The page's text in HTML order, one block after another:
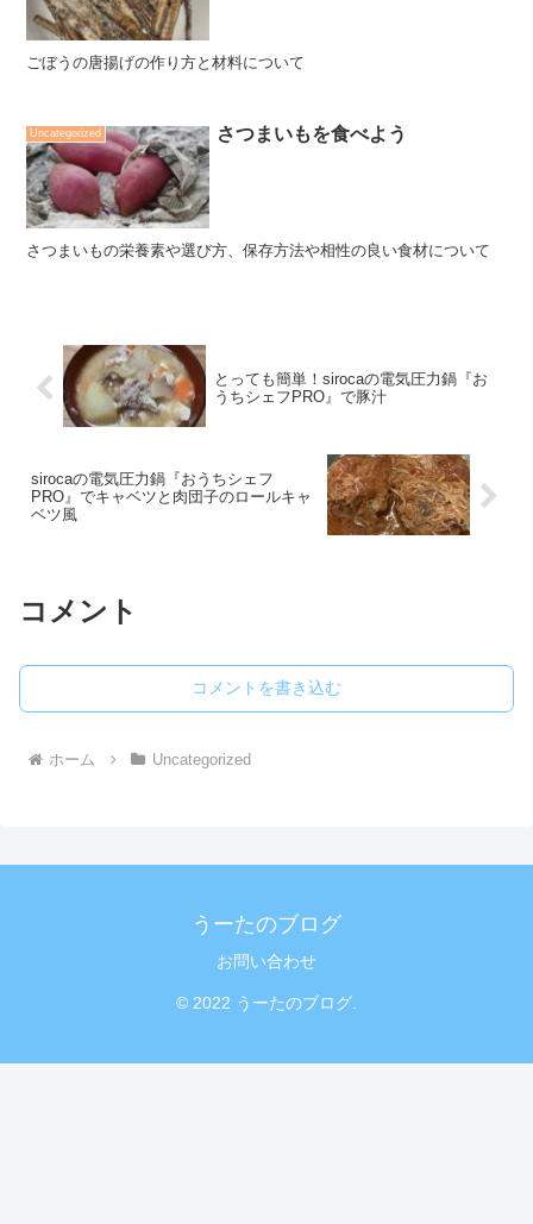
ごぼうの唐揚げの作り方と材料について
Uncategorized さつまいもを食べよう
さつまいもの栄養素や選び方、保存方法や相性の良い食材について
とっても簡単！sirocaの電気圧力鍋『お
うちシェフPRO』で豚汁
sirocaの電気圧力鍋『おうちシェフ
PRO』でキャベツと肉団子のロールキャ
ベツ風
コメント
コメントを書き込む
ホーム Uncategorized
うーたのブログ
お問い合わせ
© 2022 うーたのブログ.